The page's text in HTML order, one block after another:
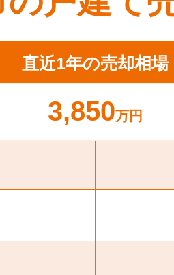
直近1年の売却相場
3,850万円